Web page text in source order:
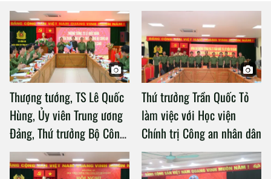
Thượng tướng, TS Lê Quốc
Hùng, Ủy viên Trung ương
Đảng, Thứ trưởng Bộ Công
an làm việc với Học viện
Chính trị Công an nhân dân
Thứ trưởng Trần Quốc Tỏ
làm việc với Học viện
Chính trị Công an nhân dân